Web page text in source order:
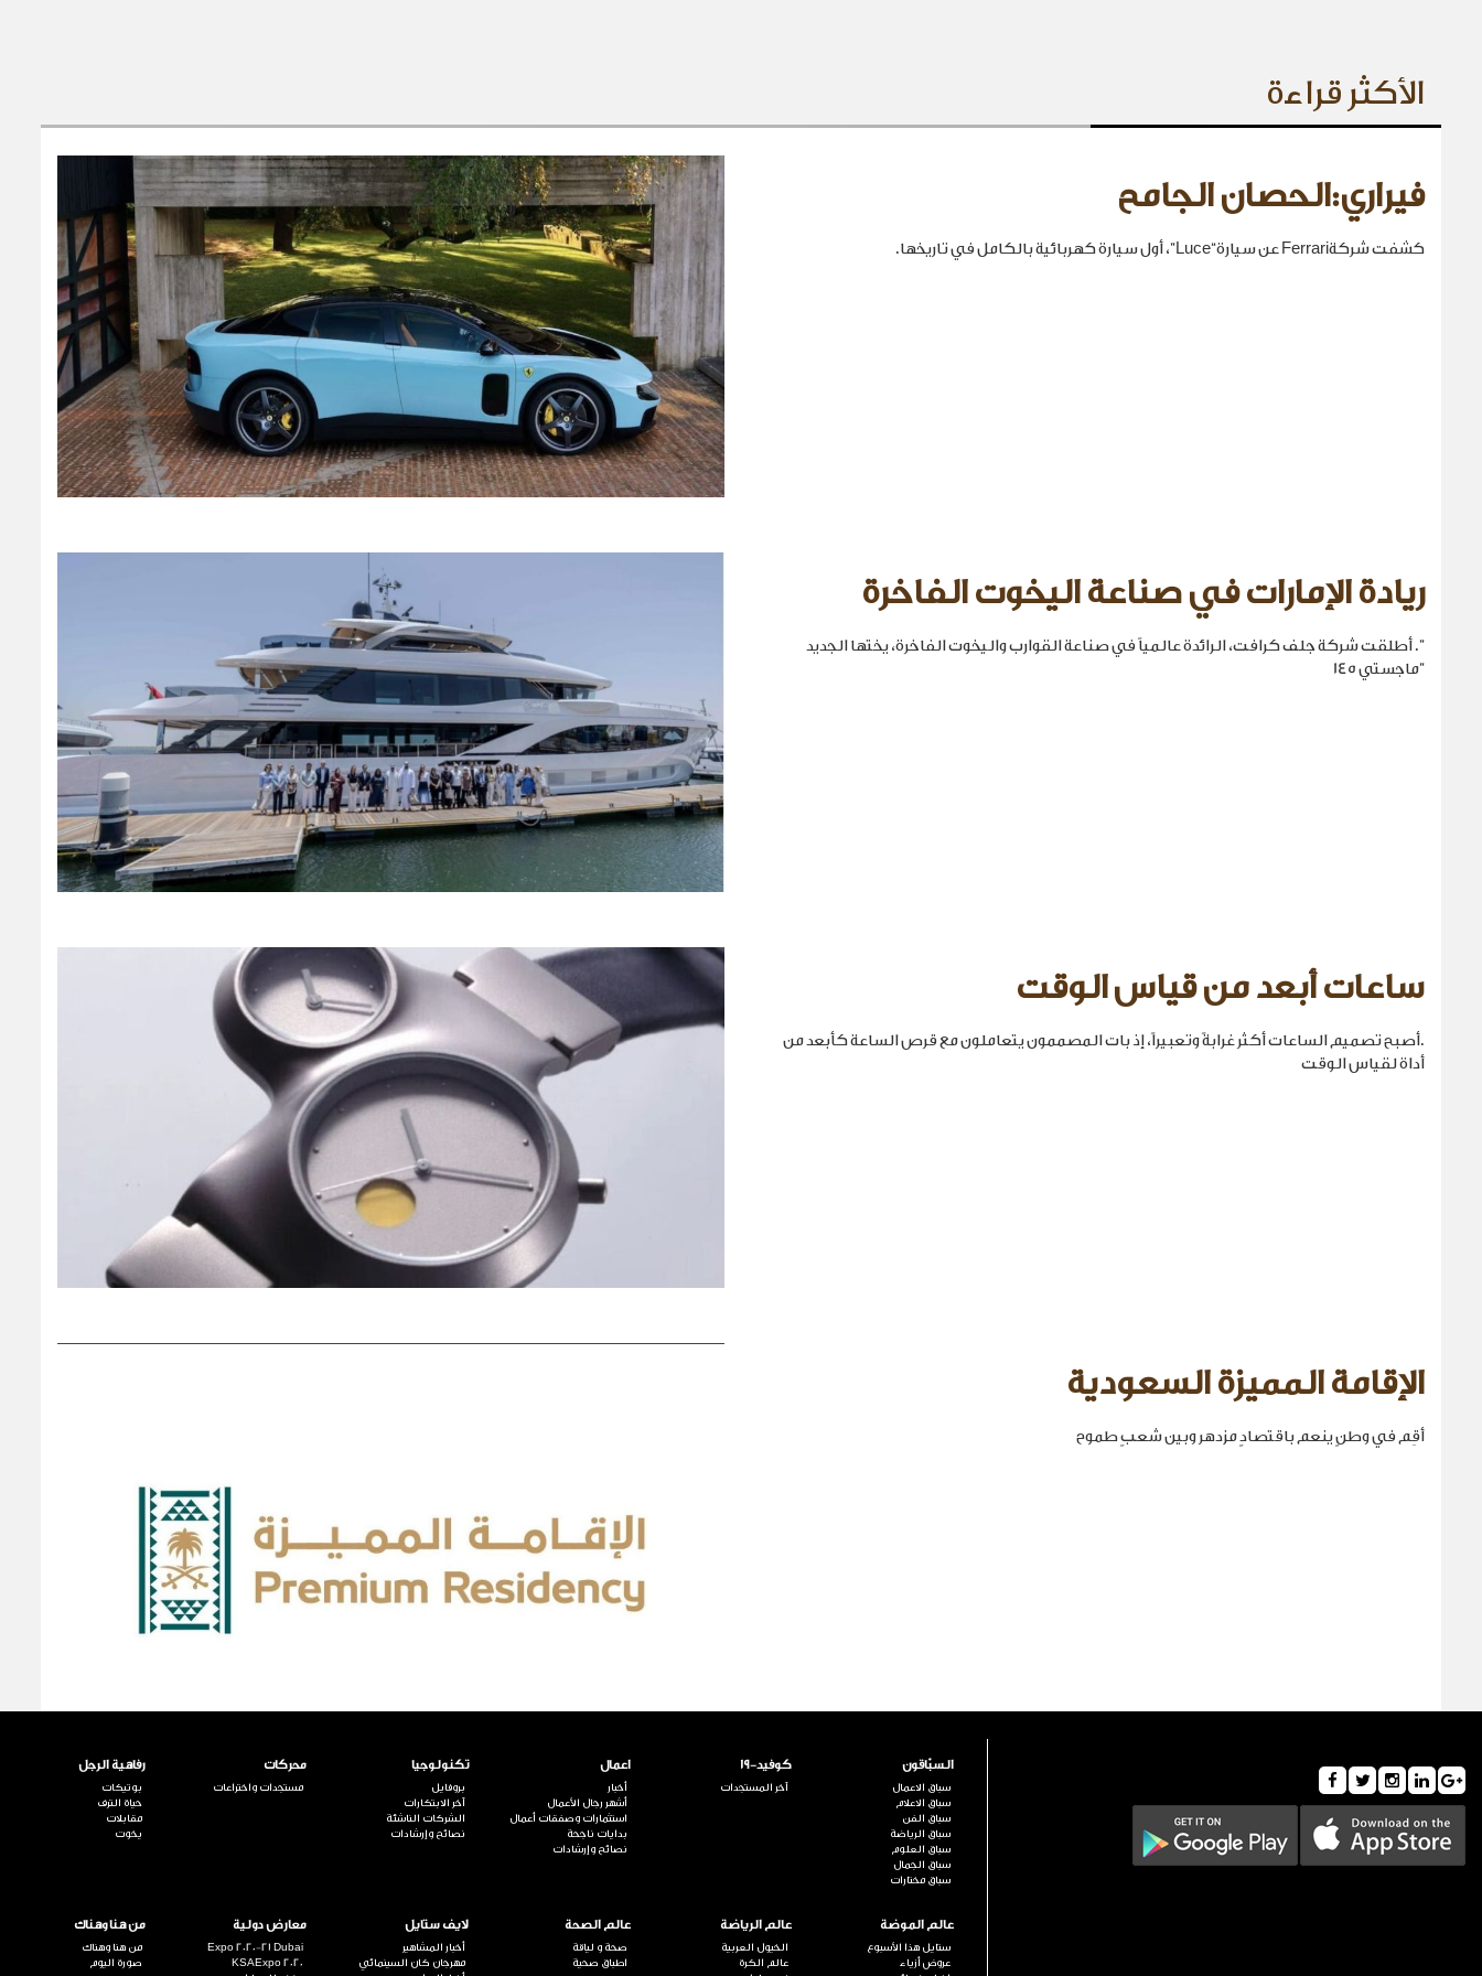
الأكثر قراءة
فيراري:الحصان الجامح
كشفت شركةFerrari عن سيارة“Luce”، أول سيارة كهربائية بالكامل في تاريخها.
ريادة الإمارات في صناعة اليخوت الفاخرة
". أطلقت شركة جلف كرافت، الرائدة عالمياً في صناعة القوارب واليخوت الفاخرة، يختها الجديد
"ماجستي 145
ساعات أبعد من قياس الوقت
.أصبح تصميم الساعات أكثر غرابةً وتعبيراً، إذ بات المصممون يتعاملون مع قرص الساعة كأبعد من
أداة لقياس الوقت
الإقامة المميزة السعودية
أقِم في وطنٍ ينعم باقتصادٍ مزدهر وبين شعبٍ طموح
السبّاقون
سباق الاعمال
سباق الاعلام
سباق الفن
سباق الرياضة
سباق العلوم
سباق الجمال
سباق مختارات
كوفيد-19
آخر المستجدات
اعمال
أخبار
أشهر رجال الأعمال
استثمارات وصفقات أعمال
بدايات ناجحة
نصائح وإرشادات
تكنولوجيا
بروفايل
آخر الابتكارات
الشركات الناشئة
نصائح وإرشادات
محركات
مستجدات واختراعات
رفاهية الرجل
بوتيكات
حياة الترف
مقابلات
يخوت
عالم الموضة
ستايل هذا الأسبوع
عروض أزياء
عالم الرياضة
الخيول العربية
عالم الكرة
عالم الصحة
صحة و لياقة
اطباق صحية
لايف ستايل
أخبار المشاهير
مهرجان كان السينمائي
معارض دولية
Expo 2020-21 Dubai
KSAExpo 2020
من هنا وهناك
من هنا وهناك
صورة اليوم